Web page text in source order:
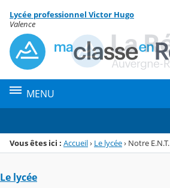
Menu de la rubrique
Contenu
Lycée professionnel Victor Hugo
Valence
MENU
Vous êtes ici : Accueil› Le lycée› Notre E.N.T.
Le lycée